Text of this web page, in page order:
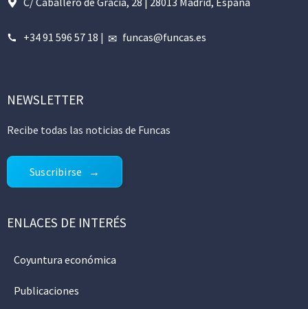
+34 91 596 57 18 | funcas@funcas.es
NEWSLETTER
Recibe todas las noticias de Funcas
Suscribirse
ENLACES DE INTERÉS
Coyuntura económica
Publicaciones